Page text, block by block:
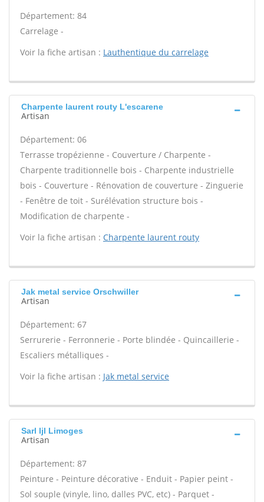
Département: 84
Carrelage -
Voir la fiche artisan : Lauthentique du carrelage
Charpente laurent routy L'escarene
Artisan
Département: 06
Terrasse tropézienne - Couverture / Charpente -
Charpente traditionnelle bois - Charpente industrielle
bois - Couverture - Rénovation de couverture - Zinguerie
- Fenêtre de toit - Surélévation structure bois -
Modification de charpente -
Voir la fiche artisan : Charpente laurent routy
Jak metal service Orschwiller
Artisan
Département: 67
Serrurerie - Ferronnerie - Porte blindée - Quincaillerie -
Escaliers métalliques -
Voir la fiche artisan : Jak metal service
Sarl ljl Limoges
Artisan
Département: 87
Peinture - Peinture décorative - Enduit - Papier peint -
Sol souple (vinyle, lino, dalles PVC, etc) - Parquet -